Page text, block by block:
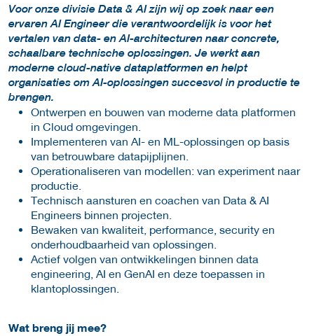
Voor onze divisie Data & AI zijn wij op zoek naar een
ervaren AI Engineer die verantwoordelijk is voor het
vertalen van data- en AI-architecturen naar concrete,
schaalbare technische oplossingen. Je werkt aan
moderne cloud-native dataplatformen en helpt
organisaties om AI-oplossingen succesvol in productie te
brengen.
Ontwerpen en bouwen van moderne data platformen
in Cloud omgevingen.
Implementeren van AI- en ML-oplossingen op basis
van betrouwbare datapijplijnen.
Operationaliseren van modellen: van experiment naar
productie.
Technisch aansturen en coachen van Data & AI
Engineers binnen projecten.
Bewaken van kwaliteit, performance, security en
onderhoudbaarheid van oplossingen.
Actief volgen van ontwikkelingen binnen data
engineering, AI en GenAI en deze toepassen in
klantoplossingen.
Wat breng jij mee?